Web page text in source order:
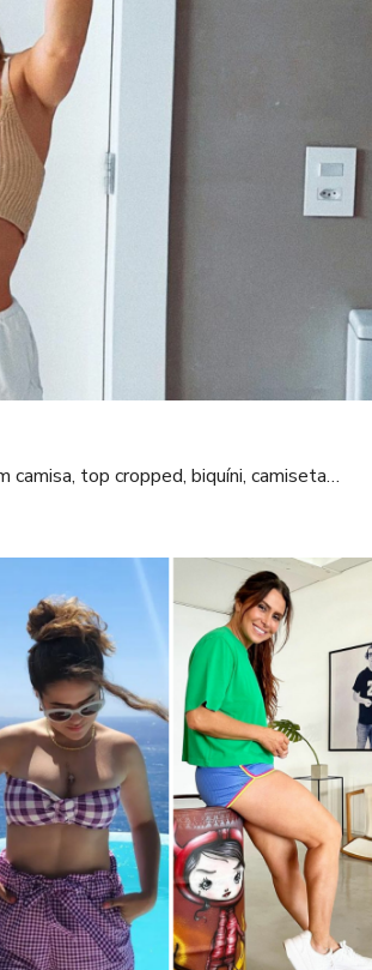
camisa, top cropped, biquíni, camiseta…